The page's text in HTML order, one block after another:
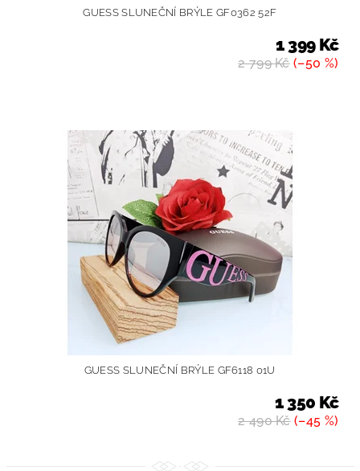
GUESS SLUNEČNÍ BRÝLE GF0362 52F
2 799 Kč(–50 %)
1 399 Kč
GUESS SLUNEČNÍ BRÝLE GF6118 01U
2 490 Kč(–45 %)
1 350 Kč